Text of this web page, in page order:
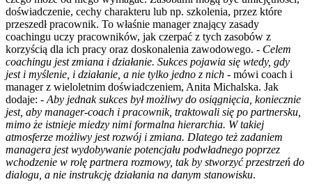
doświadczenie, cechy charakteru lub np. szkolenia, przez które
przeszedł pracownik. To właśnie manager znający zasady
coachingu uczy pracowników, jak czerpać z tych zasobów z
korzyścią dla ich pracy oraz doskonalenia zawodowego. - Celem
coachingu jest zmiana i działanie. Sukces pojawia się wtedy, gdy
jest i myślenie, i działanie, a nie tylko jedno z nich - mówi coach i
manager z wieloletnim doświadczeniem, Anita Michalska. Jak
dodaje: - Aby jednak sukces był możliwy do osiągnięcia, koniecznie
jest, aby manager-coach i pracownik, traktowali się po partnersku,
mimo że istnieje miedzy nimi formalna hierarchia. W takiej
atmosferze możliwy jest rozwój i zmiana. Dlatego też zadaniem
managera jest wydobywanie potencjału podwładnego poprzez
wchodzenie w rolę partnera rozmowy, tak by stworzyć przestrzeń do
dialogu, a nie instrukcję działania na danym stanowisku.